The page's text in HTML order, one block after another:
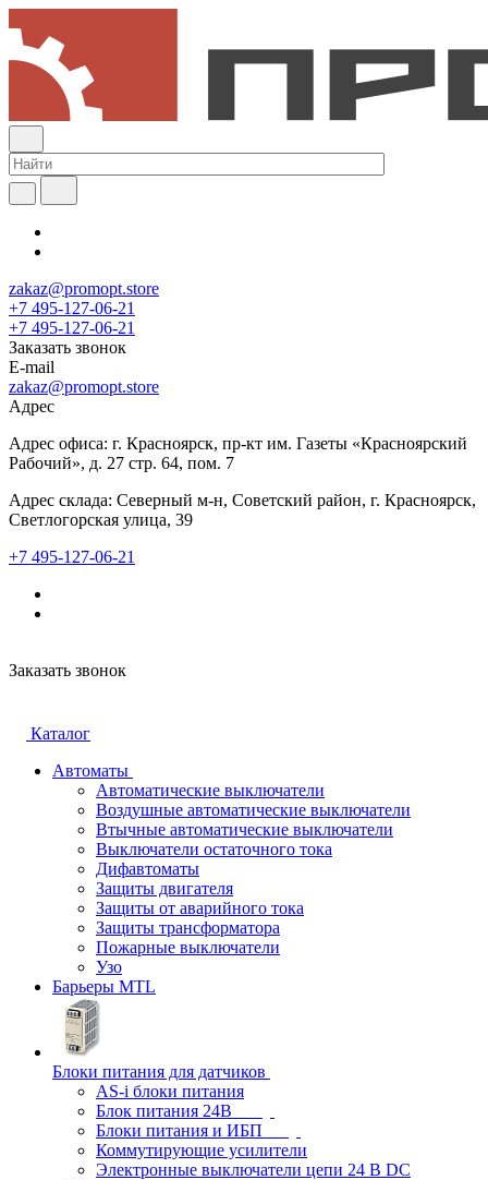
zakaz@promopt.store
+7 495-127-06-21
+7 495-127-06-21
Заказать звонок
E-mail
zakaz@promopt.store
Адрес
Адрес офиса: г. Красноярск, пр-кт им. Газеты «Красноярский
Рабочий», д. 27 стр. 64, пом. 7
Адрес склада: Северный м-н, Советский район, г. Красноярск,
Светлогорская улица, 39
+7 495-127-06-21
Заказать звонок
Каталог
Автоматы
Автоматические выключатели
Воздушные автоматические выключатели
Втычные автоматические выключатели
Выключатели остаточного тока
Дифавтоматы
Защиты двигателя
Защиты от аварийного тока
Защиты трансформатора
Пожарные выключатели
Узо
Барьеры MTL
Блоки питания для датчиков
AS-i блоки питания
Блок питания 24В
Блоки питания и ИБП
Коммутирующие усилители
Электронные выключатели цепи 24 В DC